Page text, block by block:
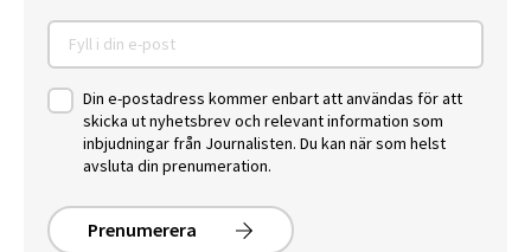
Din e-postadress kommer enbart att användas för att
skicka ut nyhetsbrev och relevant information som
inbjudningar från Journalisten. Du kan när som helst
avsluta din prenumeration.
Prenumerera